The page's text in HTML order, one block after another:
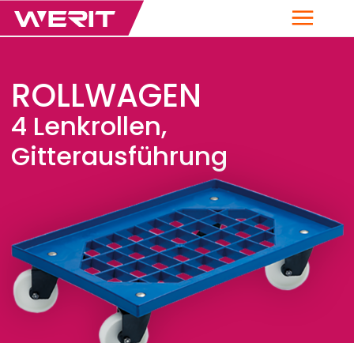
Menü
ROLLWAGEN
4 Lenkrollen,
Gitterausführung